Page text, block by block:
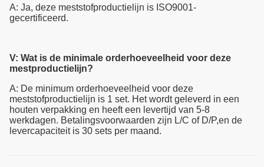
A: Ja, deze meststofproductielijn is ISO9001-
gecertificeerd.
V: Wat is de minimale orderhoeveelheid voor deze
mestproductielijn?
A: De minimum orderhoeveelheid voor deze
meststofproductielijn is 1 set. Het wordt geleverd in een
houten verpakking en heeft een levertijd van 5-8
werkdagen. Betalingsvoorwaarden zijn L/C of D/P,en de
levercapaciteit is 30 sets per maand.